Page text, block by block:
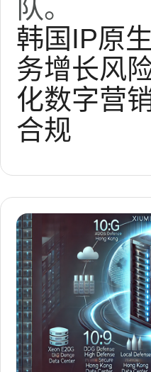
队。
韩国IP原
务增长风
化数字营
合规